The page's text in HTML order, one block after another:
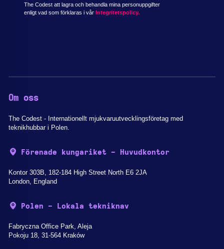
The Codest att lagra och behandla mina personuppgifter
enligt vad som förklaras i vår Integritetspolicy.
Om oss
The Codest - Internationellt mjukvaruutvecklingsföretag med
teknikhubbar i Polen.
Förenade kungariket - Huvudkontor
Kontor 303B, 182-184 High Street North E6 2JA
London, England
Polen - Lokala tekniknav
Fabryczna Office Park, Aleja
Pokoju 18, 31-564 Kraków